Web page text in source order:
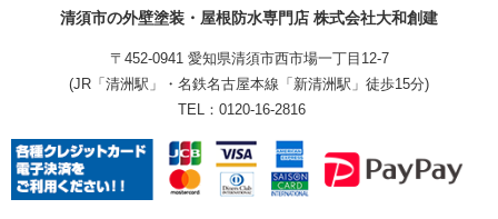
清須市の外壁塗装・屋根防水専門店 株式会社大和創建
〒452-0941 愛知県清須市西市場一丁目12-7
(JR「清洲駅」・名鉄名古屋本線「新清洲駅」徒歩15分)
TEL： 0120-16-2816